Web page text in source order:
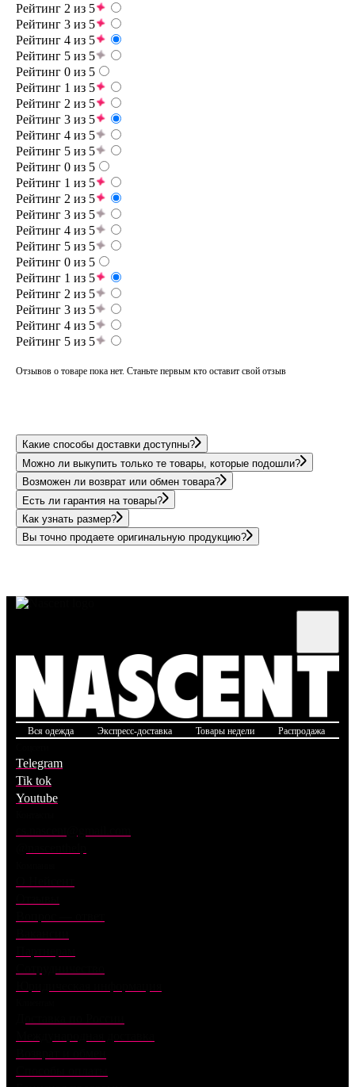
Рейтинг 2 из 5
Рейтинг 3 из 5
Рейтинг 4 из 5
Рейтинг 5 из 5
Рейтинг 0 из 5
Рейтинг 1 из 5
Рейтинг 2 из 5
Рейтинг 3 из 5
Рейтинг 4 из 5
Рейтинг 5 из 5
Рейтинг 0 из 5
Рейтинг 1 из 5
Рейтинг 2 из 5
Рейтинг 3 из 5
Рейтинг 4 из 5
Рейтинг 5 из 5
Рейтинг 0 из 5
Рейтинг 1 из 5
Рейтинг 2 из 5
Рейтинг 3 из 5
Рейтинг 4 из 5
Рейтинг 5 из 5
Отзывов о товаре пока нет. Станьте первым кто оставит свой отзыв
Какие способы доставки доступны?
Можно ли выкупить только те товары, которые подошли?
Возможен ли возврат или обмен товара?
Есть ли гарантия на товары?
Как узнать размер?
Вы точно продаете оригинальную продукцию?
Вся одежда Экспресс-доставка Товары недели Распродажа
Telegram
Tik tok
Youtube